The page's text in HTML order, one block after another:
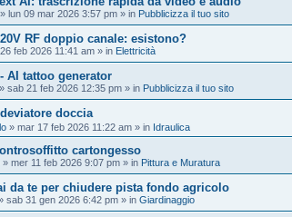
» lun 09 mar 2026 3:57 pm » in Pubblicizza il tuo sito
RF doppio canale: esistono?
feb 2026 11:41 am » in Elettricità
AI tattoo generator
» sab 21 feb 2026 12:35 pm » in Pubblicizza il tuo sito
doccia
» mar 17 feb 2026 11:22 am » in Idraulica
cartongesso
» mer 11 feb 2026 9:07 pm » in Pittura e Muratura
da te per chiudere pista fondo agricolo
sab 31 gen 2026 6:42 pm » in Giardinaggio